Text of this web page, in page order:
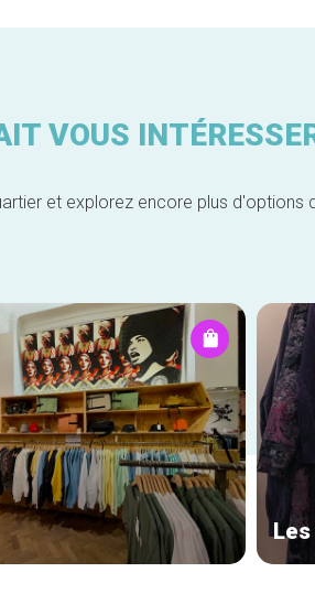
VOUS
et explorez encore plus d'options